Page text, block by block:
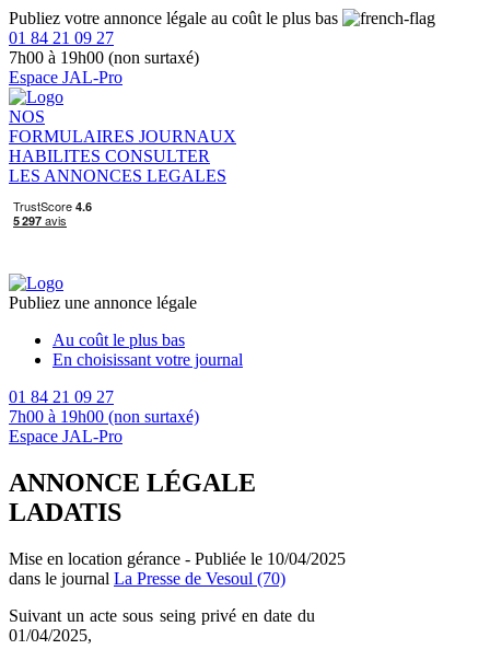
Publiez votre annonce légale au coût le plus bas
01 84 21 09 27
7h00 à 19h00 (non surtaxé)
Espace JAL-Pro
NOS
FORMULAIRES JOURNAUX
HABILITES CONSULTER
LES ANNONCES LEGALES
Publiez une annonce légale
Au coût le plus bas
En choisissant votre journal
01 84 21 09 27
7h00 à 19h00 (non surtaxé)
Espace JAL-Pro
ANNONCE LÉGALE
LADATIS
Mise en location gérance - Publiée le 10/04/2025
dans le journal La Presse de Vesoul (70)
Suivant un acte sous seing privé en date du
01/04/2025,